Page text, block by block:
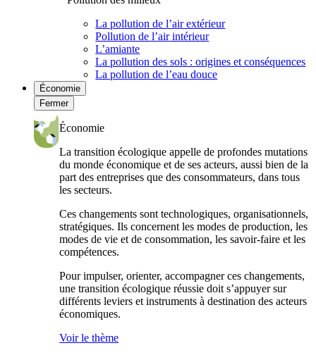
La pollution de l’air extérieur
Pollution de l’air intérieur
L’amiante
La pollution des sols : origines et conséquences
La pollution de l’eau douce
Économie
Fermer
Économie
La transition écologique appelle de profondes mutations
du monde économique et de ses acteurs, aussi bien de la
part des entreprises que des consommateurs, dans tous
les secteurs.
Ces changements sont technologiques, organisationnels,
stratégiques. Ils concernent les modes de production, les
modes de vie et de consommation, les savoir-faire et les
compétences.
Pour impulser, orienter, accompagner ces changements,
une transition écologique réussie doit s’appuyer sur
différents leviers et instruments à destination des acteurs
économiques.
Voir le thème